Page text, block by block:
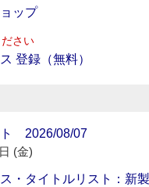
ップ
さい
登録（無料）
ト 2026/08/07
(金)
・タイトルリスト：新